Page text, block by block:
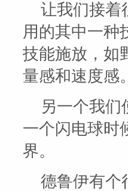
让我们接着
用的其中一种
技能施放，如
量感和速度感
另一个我
一个闪电球时
界。
德鲁伊有个